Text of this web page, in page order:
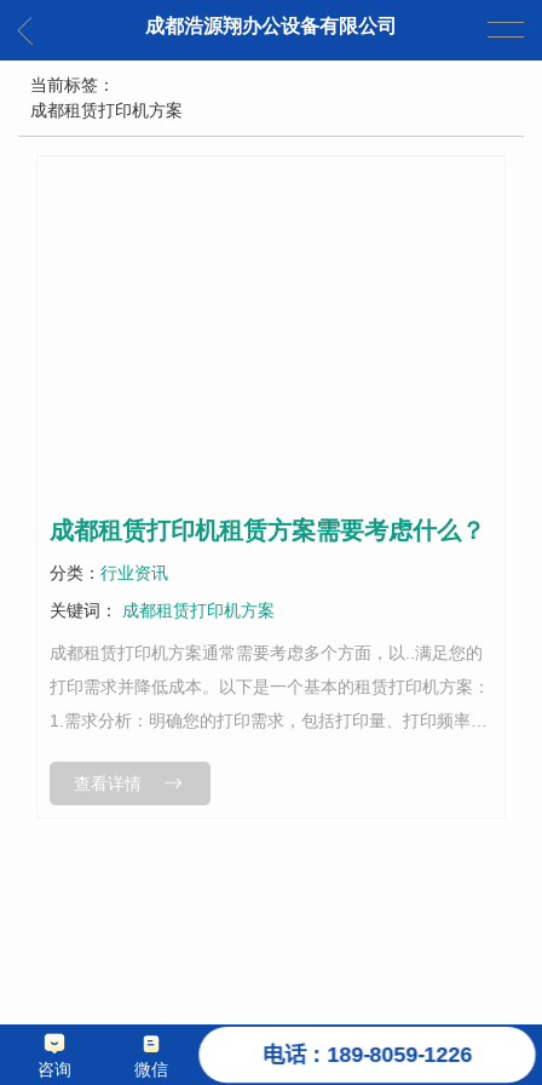
成都浩源翔办公设备有限公司
当前标签：
成都租赁打印机方案
成都租赁打印机租赁方案需要考虑什么？
分类： 行业资讯
关键词：
成都租赁打印机方案
成都租赁打印机方案通常需要考虑多个方面，以..满足您的
打印需求并降低成本。以下是一个基本的租赁打印机方案：
1.需求分析：明确您的打印需求，包括打印量、打印频率、
算，确定您可以承受的租金范围...
查看详情
咨询 微信
电话：189-8059-1226